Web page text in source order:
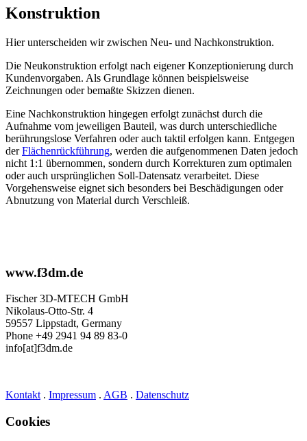
Konstruktion
Hier unterscheiden wir zwischen Neu- und Nachkonstruktion.
Die Neukonstruktion erfolgt nach eigener Konzeptionierung durch
Kundenvorgaben. Als Grundlage können beispielsweise
Zeichnungen oder bemaßte Skizzen dienen.
Eine Nachkonstruktion hingegen erfolgt zunächst durch die
Aufnahme vom jeweiligen Bauteil, was durch unterschiedliche
berührungslose Verfahren oder auch taktil erfolgen kann. Entgegen
derFlächenrückführung, werden die aufgenommenen Daten jedoch
nicht 1:1 übernommen, sondern durch Korrekturen zum optimalen
oder auch ursprünglichen Soll-Datensatz verarbeitet. Diese
Vorgehensweise eignet sich besonders bei Beschädigungen oder
Abnutzung von Material durch Verschleiß.
www.f3dm.de
Fischer 3D-MTECH GmbH
Nikolaus-Otto-Str. 4
59557 Lippstadt, Germany
Phone +49 2941 94 89 83-0
info[at]f3dm.de
Kontakt . Impressum . AGB . Datenschutz
Cookies